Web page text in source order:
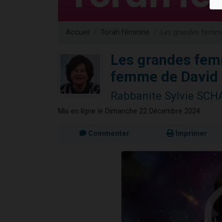
13
30
12
Accueil Torah féminine
Les grandes
femme de
Rabbanite Sylvie
Mis en ligne le Dimanche 22 Décembre 2024
Commenter Imprimer